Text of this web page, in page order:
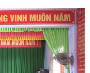
pháp luật và hòa giải